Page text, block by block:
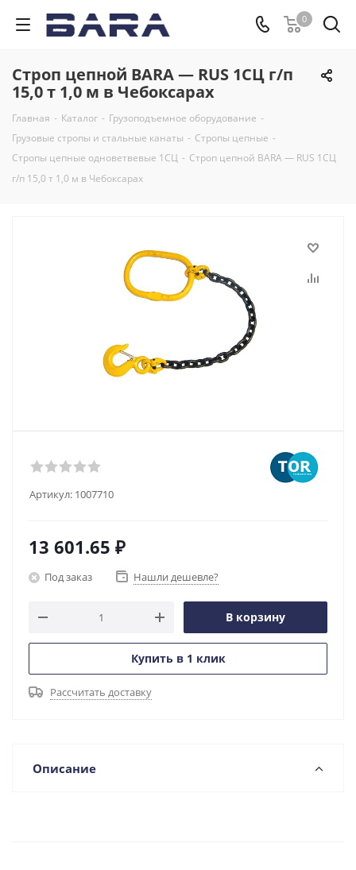
0
Строп цепной BARA — RUS 1СЦ г/п
15,0 т 1,0 м в Чебоксарах
Главная - Каталог - Грузоподъемное оборудование -
Грузовые стропы и стальные канаты - Стропы цепные -
Стропы цепные одноветвевые 1СЦ - Строп цепной BARA — RUS 1СЦ
г/п 15,0 т 1,0 м в Чебоксарах
Артикул: 1007710
13 601.65 ₽
Под заказ Нашли дешевле?
В корзину
Купить в 1 клик
Рассчитать доставку
Описание